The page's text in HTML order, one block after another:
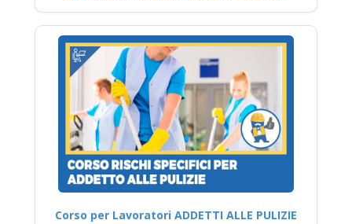
Corso per Lavoratori ADDETTI ALLE PULIZIE